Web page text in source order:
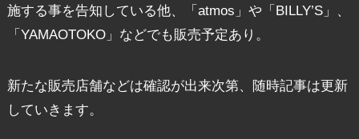
施する事を告知している他、「atmos」や「BILLY’S」、
「YAMAOTOKO」などでも販売予定あり。
新たな販売店舗などは確認が出来次第、随時記事は更新
していきます。